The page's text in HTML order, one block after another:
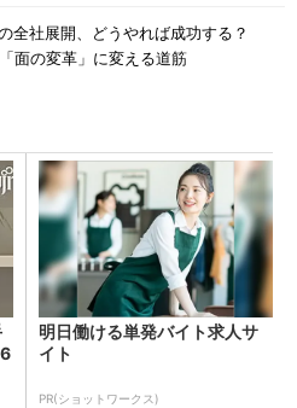
全社展開、どうやれば成功する？
面の変革」に変える道筋
明日働ける単発バイト求人サ
イト
PR(ショットワークス)